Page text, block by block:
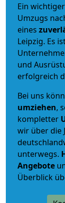
Ein
Umzugs
eines
Leipzig. Es
und
erfolgreich
Bei uns
umziehen,
kompletter
wir über die
unterwegs.
Angebote
Überblick